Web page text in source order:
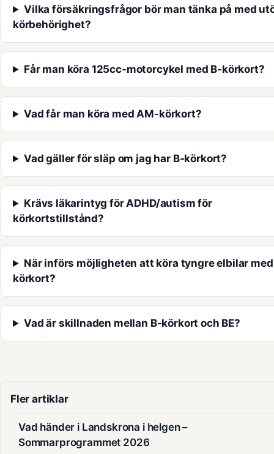
Vilka försäkringsfrågor bör man tänka på med
körbehörighet?
Får man köra 125cc-motorcykel med B-körkort?
Vad får man köra med AM-körkort?
Vad gäller för släp om jag har B-körkort?
Krävs läkarintyg för ADHD/autism för
körkortstillstånd?
När införs möjligheten att köra tyngre elbilar
körkort?
Vad är skillnaden mellan B-körkort och BE?
Fler artiklar
Vad händer i Landskrona i helgen –
Sommarprogrammet 2026